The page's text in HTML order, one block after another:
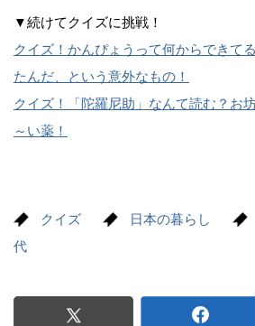
▼続けてクイズに挑戦！
クイズ！かんぴょうって何からできて
たんだ、という意外なもの！
クイズ！「陀羅尼助」なんて読む？お
～い薬！
クイズ 日本の暮らし
代